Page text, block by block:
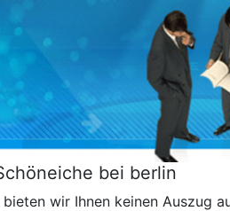
bei berlin
wir Ihnen keinen Auszug